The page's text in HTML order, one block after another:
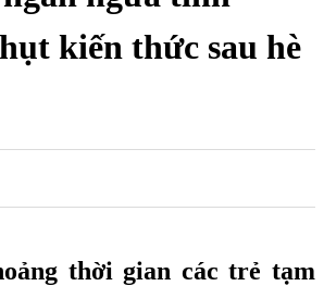
kiến thức sau hè
thời gian các trẻ tạm